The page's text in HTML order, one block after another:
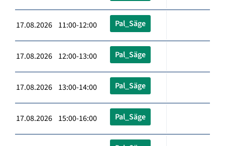
17.08.2026 11:00-12:00 Pal_Säge
17.08.2026 12:00-13:00 Pal_Säge
17.08.2026 13:00-14:00 Pal_Säge
17.08.2026 15:00-16:00 Pal_Säge